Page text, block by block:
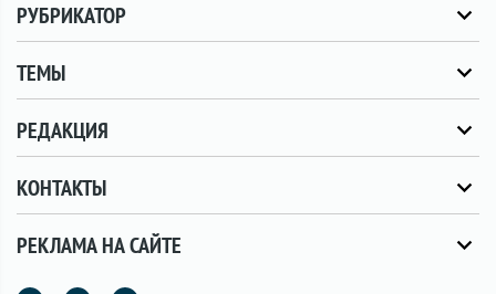
РУБРИКАТОР
ТЕМЫ
РЕДАКЦИЯ
КОНТАКТЫ
РЕКЛАМА НА САЙТЕ